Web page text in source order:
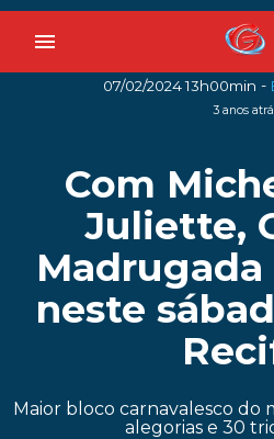
menu
07/02/2024 13h00min -
3 anos
Com
Juliette,
neste
Maior bloco carnavalesco do
alegorias e 30